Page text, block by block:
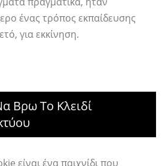
ένας τρόπος εκπαίδευσης
για εκκίνηση.
Βρω Το Κλειδί
είναι ένα παιχνίδι που